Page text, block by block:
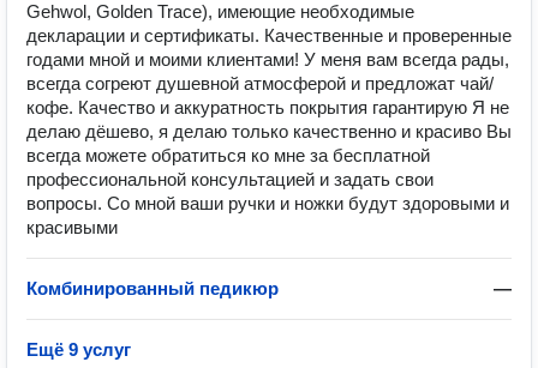
Gehwol, Golden Trace), имеющие необходимые
декларации и сертификаты. Качественные и проверенные
годами мной и моими клиентами! У меня вам всегда рады,
всегда согреют душевной атмосферой и предложат чай/
кофе. Качество и аккуратность покрытия гарантирую Я не
делаю дёшево, я делаю только качественно и красиво️ Вы
всегда можете обратиться ко мне за бесплатной
профессиональной консультацией и задать свои
вопросы. Со мной ваши ручки и ножки будут здоровыми и
красивыми️
Комбинированный педикюр —
Ещё 9 услуг